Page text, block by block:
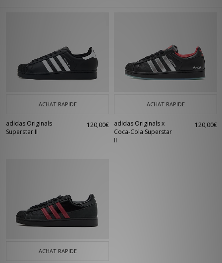
ACHAT RAPIDE
adidas Originals
Superstar II
120,00€
ACHAT RAPIDE
adidas Originals x
Coca-Cola Superstar
II
120,00€
ACHAT RAPIDE